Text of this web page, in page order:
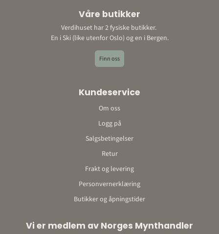
Adresse:
Ski: Bråtenveien 3, 1423 Ski
Bergen: Storetveitvegen 22, 5067 Bergen
E-post: post@verdihuset.no
Kontonummer: 9052 10 96348o
Våre butikker
Verdihuset har 2 fysiske butikker.
En i Ski (like utenfor Oslo) og en i Bergen.
Finn oss
Kundeservice
Om oss
Logg på
Salgsbetingelser
Retur
Frakt og levering
Personvernerklæring
Butikker og åpningstider
Vi er medlem av Norges Mynthandler